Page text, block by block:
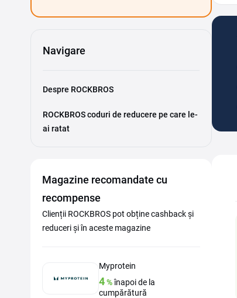
Navigare
Despre ROCKBROS
ROCKBROS coduri de reducere pe care le-
ai ratat
Magazine recomandate cu
recompense
Clienții ROCKBROS pot obține cashback și
reduceri și în aceste magazine
Myprotein
4%înapoi de la
cumpărătură